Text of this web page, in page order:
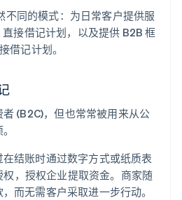
不同的模式：为日常客户提供服
接借记计划，以及提供 B2B 框
借记计划。
(B2C)，但也常常被用来从公
结账时通过数字方式或纸质表
权，授权企业提取资金。商家随
而无需客户采取进一步行动。